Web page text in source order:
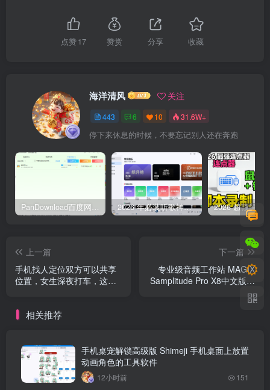
点赞17 赞赏 分享 收藏
海洋清风 关注
443 6 10 31.6W+
停下来休息的时候，不要忘记别人还在奔跑
PanDownload百度网盘不限速V5稳定版 2026 年必装听歌神器，免费听遍全网无损音质歌单
上一篇
手机找人定位双方可以共享
位置，女生深夜打车，这个
下一篇
专业级音频工作站 MAGIX
Samplitude Pro X8中文版，
一键安装
相关推荐
手机桌宠解锁高级版 Shimeji 手机桌面上放置
动画角色的工具软件
12小时前 151